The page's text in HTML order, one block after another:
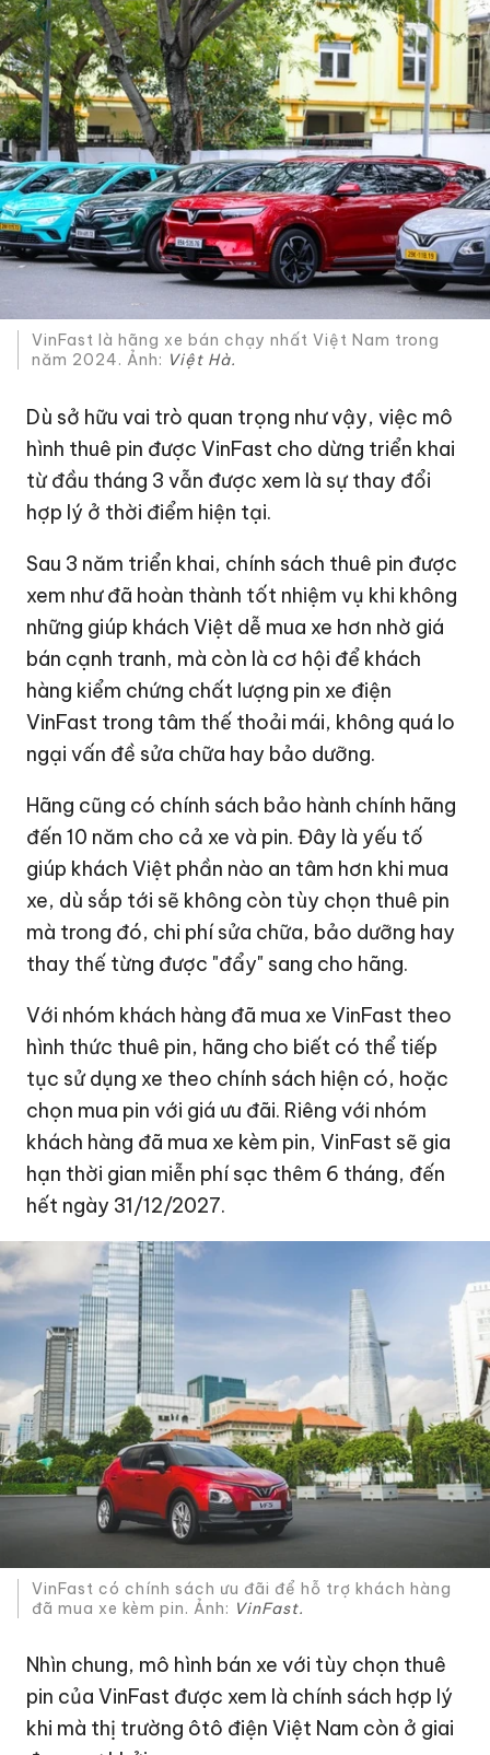
VinFast là hãng xe bán chạy nhất Việt Nam trong
năm 2024. Ảnh: Việt Hà.
Dù sở hữu vai trò quan trọng như vậy, việc mô
hình thuê pin được VinFast cho dừng triển khai
từ đầu tháng 3 vẫn được xem là sự thay đổi
hợp lý ở thời điểm hiện tại.
Sau 3 năm triển khai, chính sách thuê pin được
xem như đã hoàn thành tốt nhiệm vụ khi không
những giúp khách Việt dễ mua xe hơn nhờ giá
bán cạnh tranh, mà còn là cơ hội để khách
hàng kiểm chứng chất lượng pin xe điện
VinFast trong tâm thế thoải mái, không quá lo
ngại vấn đề sửa chữa hay bảo dưỡng.
Hãng cũng có chính sách bảo hành chính hãng
đến 10 năm cho cả xe và pin. Đây là yếu tố
giúp khách Việt phần nào an tâm hơn khi mua
xe, dù sắp tới sẽ không còn tùy chọn thuê pin
mà trong đó, chi phí sửa chữa, bảo dưỡng hay
thay thế từng được "đẩy" sang cho hãng.
Với nhóm khách hàng đã mua xe VinFast theo
hình thức thuê pin, hãng cho biết có thể tiếp
tục sử dụng xe theo chính sách hiện có, hoặc
chọn mua pin với giá ưu đãi. Riêng với nhóm
khách hàng đã mua xe kèm pin, VinFast sẽ gia
hạn thời gian miễn phí sạc thêm 6 tháng, đến
hết ngày 31/12/2027.
VinFast có chính sách ưu đãi để hỗ trợ khách hàng
đã mua xe kèm pin. Ảnh: VinFast.
Nhìn chung, mô hình bán xe với tùy chọn thuê
pin của VinFast được xem là chính sách hợp lý
khi mà thị trường ôtô điện Việt Nam còn ở giai